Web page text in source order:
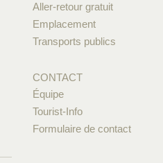
Aller-retour gratuit
Emplacement
Transports publics
CONTACT
Équipe
Tourist-Info
Formulaire de contact